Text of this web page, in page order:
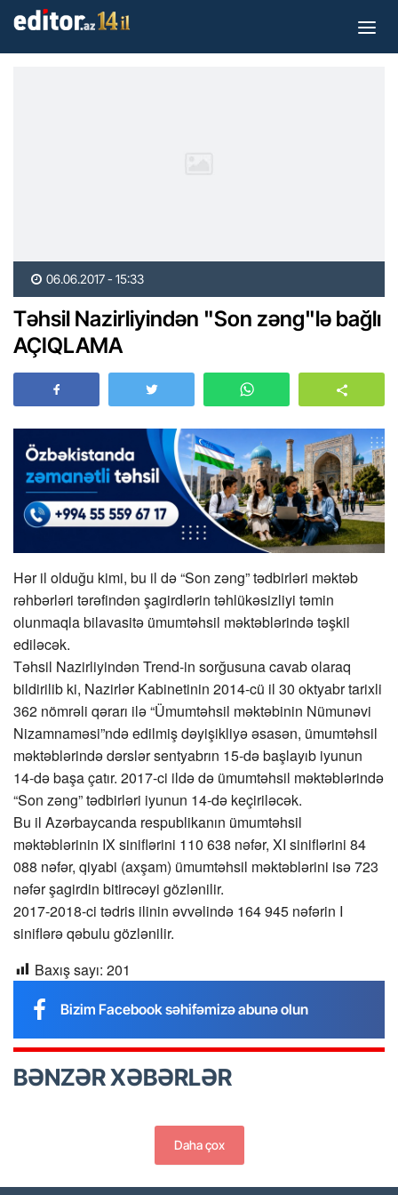
06.06.2017 - 15:33
Təhsil Nazirliyindən "Son zəng"lə bağlı
AÇIQLAMA
Hər il olduğu kimi, bu il də “Son zəng” tədbirləri məktəb
rəhbərləri tərəfindən şagirdlərin təhlükəsizliyi təmin
olunmaqla bilavasitə ümumtəhsil məktəblərində təşkil
ediləcək.
Təhsil Nazirliyindən Trend-in sorğusuna cavab olaraq
bildirilib ki, Nazirlər Kabinetinin 2014-cü il 30 oktyabr tarixli
362 nömrəli qərarı ilə “Ümumtəhsil məktəbinin Nümunəvi
Nizamnaməsi”ndə edilmiş dəyişikliyə əsasən, ümumtəhsil
məktəblərində dərslər sentyabrın 15-də başlayıb iyunun
14-də başa çatır. 2017-ci ildə də ümumtəhsil məktəblərində
“Son zəng” tədbirləri iyunun 14-də keçiriləcək.
Bu il Azərbaycanda respublikanın ümumtəhsil
məktəblərinin IX siniflərini 110 638 nəfər, XI siniflərini 84
088 nəfər, qiyabi (axşam) ümumtəhsil məktəblərini isə 723
nəfər şagirdin bitirəcəyi gözlənilir.
2017-2018-ci tədris ilinin əvvəlində 164 945 nəfərin I
siniflərə qəbulu gözlənilir.
Baxış sayı: 201
Bizim Facebook səhifəmizə abunə olun
BƏNZƏR XƏBƏRLƏR
Daha çox